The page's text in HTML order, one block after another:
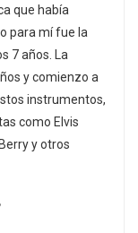
que había
para mí fue la
7 años. La
y comienzo a
instrumentos,
como Elvis
y otros